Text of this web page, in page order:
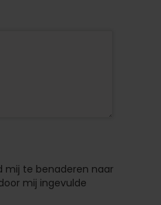
mij te benaderen naar
mij ingevulde